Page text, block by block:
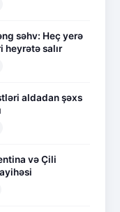
səhv: Heç yerə
heyrətə salır
aldadan şəxs
və Çili